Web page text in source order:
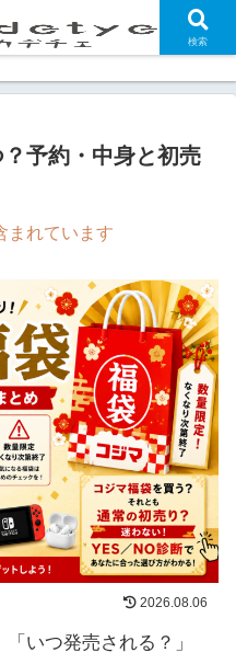
コジマ福袋2027はいつ？予
予約・中身と初売
まれています
2026.08.06
いつ発売される？」
検索